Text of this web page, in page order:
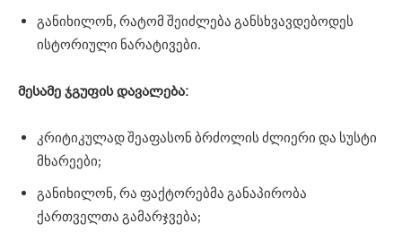
განიხილონ, რატომ შეიძლება განსხვავდებოდეს
ისტორიული ნარატივები.
მესამე ჯგუფისდავალება:
კრიტიკულად შეაფასონ ბრძოლის ძლიერი და სუსტი
მხარეები;
განიხილონ, რა ფაქტორებმა განაპირობა
ქართველთა გამარჯვება;